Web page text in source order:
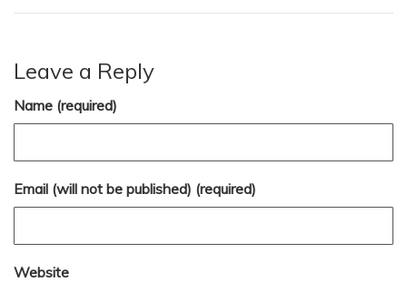
Leave a Reply
Name (required)
Email (will not be published) (required)
Website